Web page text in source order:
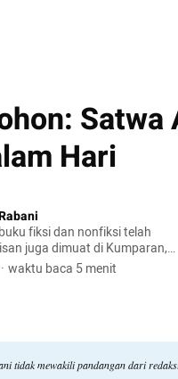
Satwa
Hari
fiksi dan nonfiksi telah
juga dimuat di Kumparan,
Jurnalis.org, Kompasiana,
· waktu baca 5 menit
tidak mewakili pandangan dari